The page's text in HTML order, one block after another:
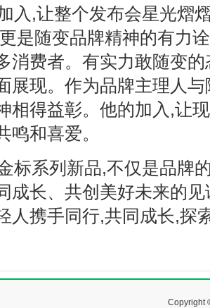
入,让整个发布会星光熠
是随变品牌精神的有力
消费者。有实力敢随变
展现。作为品牌主理人
相得益彰。他的加入,让
鸣和喜爱。
标系列新品,不仅是品牌
成长、共创美好未来的
人携手同行,共同成长,探
Copyright